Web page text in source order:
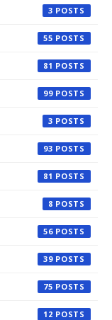
3
55
81
99
3
93
81
8
56
39
75
12